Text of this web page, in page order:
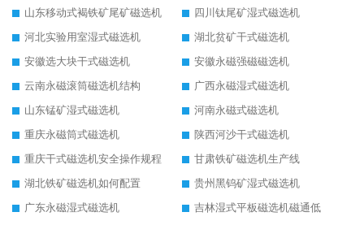
山东移动式褐铁矿尾矿磁选机
四川钛尾矿湿式磁选机
河北实验用室湿式磁选机
湖北贫矿干式磁选机
安徽选大块干式磁选机
安徽永磁强磁磁选机
云南永磁滚筒磁选机结构
广西永磁湿式磁选机
山东锰矿湿式磁选机
河南永磁式磁选机
重庆永磁筒式磁选机
陕西河沙干式磁选机
重庆干式磁选机安全操作规程
甘肃铁矿磁选机生产线
湖北铁矿磁选机如何配置
贵州黑钨矿湿式磁选机
广东永磁湿式磁选机
吉林湿式平板磁选机磁通低